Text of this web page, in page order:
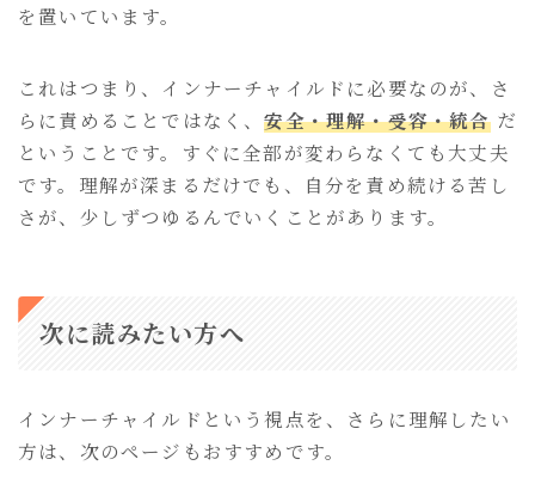
を置いています。
これはつまり、インナーチャイルドに必要なのが、さ
らに責めることではなく、安全・理解・受容・統合だ
ということです。すぐに全部が変わらなくても大丈夫
です。理解が深まるだけでも、自分を責め続ける苦し
さが、少しずつゆるんでいくことがあります。
次に読みたい方へ
インナーチャイルドという視点を、さらに理解したい
方は、次のページもおすすめです。